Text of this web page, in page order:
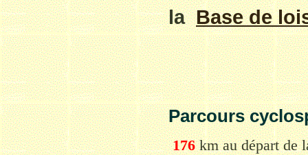
la Base de
Parcours
176km au départde